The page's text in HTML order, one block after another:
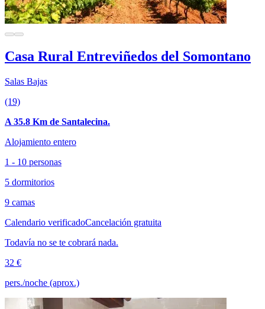
Casa Rural Entreviñedos del Somontano
Salas Bajas
(19)
A 35.8 Km de Santalecina.
Alojamiento entero
1 - 10 personas
5 dormitorios
9 camas
Calendario verificadoCancelación gratuita
Todavía no se te cobrará nada.
32 €
pers./noche (aprox.)